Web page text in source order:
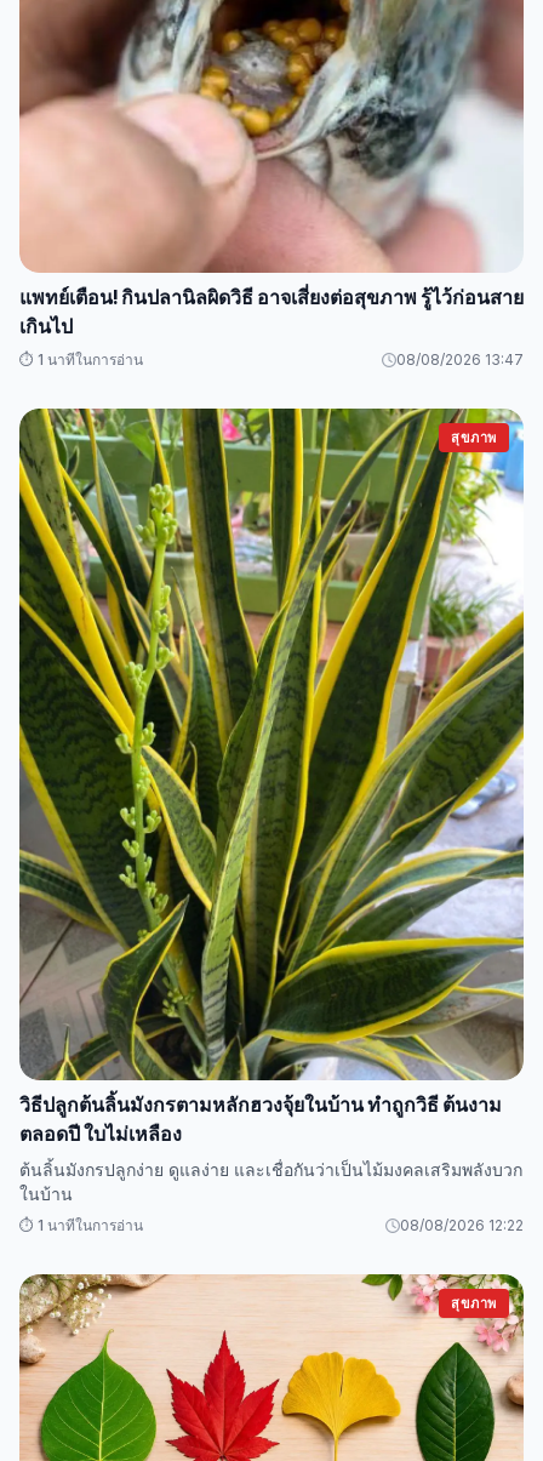
แพทย์เตือน! กินปลานิลผิดวิธี อาจเสี่ยงต่อสุขภาพ รู้ไว้ก่อนสาย
เกินไป
⏱️ 1 นาทีในการอ่าน 08/08/2026 13:47
สุขภาพ
วิธีปลูกต้นลิ้นมังกรตามหลักฮวงจุ้ยในบ้าน ทำถูกวิธี ต้นงาม
ตลอดปี ใบไม่เหลือง
ต้นลิ้นมังกรปลูกง่าย ดูแลง่าย และเชื่อกันว่าเป็นไม้มงคลเสริมพลังบวก
ในบ้าน
⏱️ 1 นาทีในการอ่าน 08/08/2026 12:22
สุขภาพ